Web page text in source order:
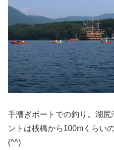
手漕ぎボートでの釣り。湖
ントは桟橋から100mくらい
(^^)